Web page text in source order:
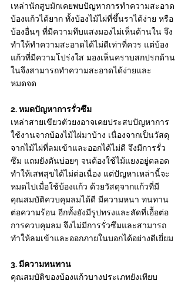
เหล่านักสูบมักเคยพบปัญหาการทำความสะอาด
บ้องแก้วได้ยาก ทั้งบ้องไม้ไผ่ที่ขึ้นราได้ง่าย หรือ
บ้องอื่นๆ ที่มีความทึบแสงมองไม่เห็นด้านใน จึง
ทำให้ทำความสะอาดได้ไม่ดีเท่าที่ควร แต่บ้อง
แก้วที่มีความโปร่งใส มองเห็นคราบสกปรกด้าน
ในจึงสามารถทำความสะอาดได้ง่ายและ
หมดจด
2. หมดปัญหาการรั่วซึม
เหล่าสายเขียวตัวยงอาจเคยประสบปัญหาการ
ใช้งานจากบ้องไม้ไผ่มาบ้าง เนื่องจากเป็นวัสดุ
จากไม้ไผ่ที่ลมเข้าและออกได้ไม่ดี จึงมีการรั่ว
ซึม แถมยังตันบ่อยๆ จนต้องใช้ไม้แยงอยู่ตลอด
ทำให้เสพสุขได้ไม่ต่อเนื่อง แต่ปัญหาเหล่านี้จะ
หมดไปเมื่อใช้บ้องแก้ว ด้วยวัสดุจากแก้วที่มี
คุณสมบัติควบคุมลมได้ดี มีความหนา ทนทาน
ต่อความร้อน อีกทั้งยังมีรูปทรงและสัดที่เอื้อต่อ
การควบคุมลม จึงไม่มีการรั่วซึมและสามารถ
ทำให้ลมเข้าและออกภายในบอกได้อย่างดีเยี่ยม
3. มีความทนทาน
คุณสมบัติของบ้องแก้วบางประเภทยังเทียบ